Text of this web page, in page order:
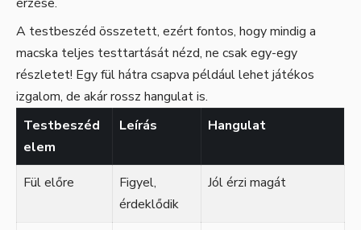
A testbeszéd összetett, ezért fontos, hogy mindig a
macska teljes testtartását nézd, ne csak egy-egy
részletet! Egy fül hátra csapva például lehet játékos
izgalom, de akár rossz hangulat is.
Testbeszéd
elem
Leírás Hangulat
Fül előre
Figyel,
érdeklődik
Jól érzi magát